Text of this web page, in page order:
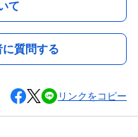
て
質問する
リンクをコピー